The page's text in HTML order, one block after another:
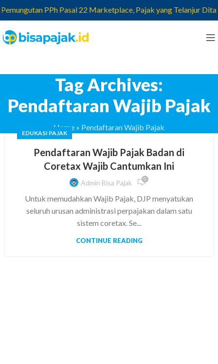
PPh Pasal 22 Marketplace, Pajak yang Telanjur
Tag Archives:
Pendaftaran Wajib Pajak
Home » Pendaftaran Wajib Pajak
EDUKASI PAJAK
Pendaftaran Wajib Pajak Badan di
Coretax Wajib Cantumkan Ini
Admin Bisa Pajak 0
Untuk memudahkan Wajib Pajak, DJP menyatukan
seluruh urusan administrasi perpajakan dalam satu
sistem coretax. Se...
CONTINUE READING